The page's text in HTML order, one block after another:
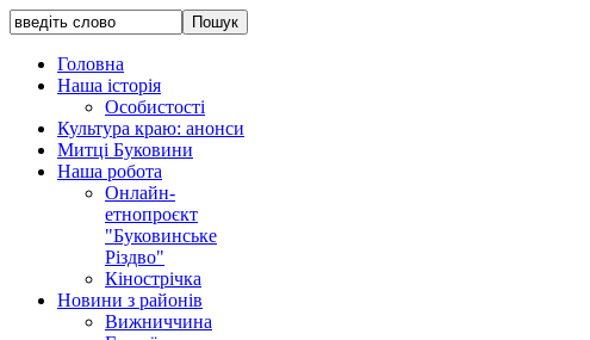
Головна
Наша історія
Особистості
Культура краю: анонси
Митці Буковини
Наша робота
Онлайн-
етнопроєкт
"Буковинське
Різдво"
Кінострічка
Новини з районів
Вижниччина